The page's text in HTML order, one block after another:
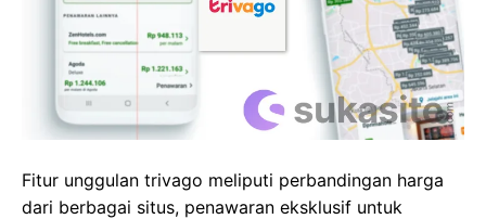
Fitur unggulan trivago meliputi perbandingan harga
dari berbagai situs, penawaran eksklusif untuk